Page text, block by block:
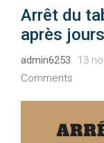
Arrêt du
après jours
admin6253 13
Comments